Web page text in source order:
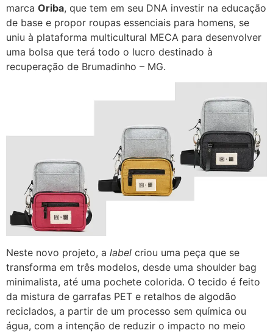
marca Oriba, que tem em seu DNA investir na educação
de base e propor roupas essenciais para homens, se
uniu à plataforma multicultural MECA para desenvolver
uma bolsa que terá todo o lucro destinado à
recuperação de Brumadinho – MG.
Neste novo projeto, a label criou uma peça que se
transforma em três modelos, desde uma shoulder bag
minimalista, até uma pochete colorida. O tecido é feito
da mistura de garrafas PET e retalhos de algodão
reciclados, a partir de um processo sem química ou
água, com a intenção de reduzir o impacto no meio